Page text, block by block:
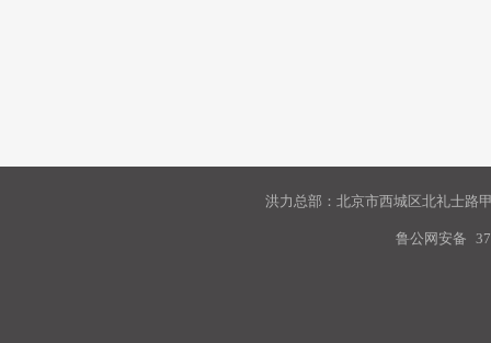
洪力总部：北京市西城区北礼士路
鲁公网安备